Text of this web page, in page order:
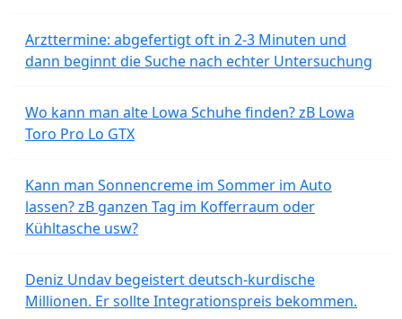
Arzttermine: abgefertigt oft in 2-3 Minuten und
dann beginnt die Suche nach echter Untersuchung
Wo kann man alte Lowa Schuhe finden? zB Lowa
Toro Pro Lo GTX
Kann man Sonnencreme im Sommer im Auto
lassen? zB ganzen Tag im Kofferraum oder
Kühltasche usw?
Deniz Undav begeistert deutsch-kurdische
Millionen. Er sollte Integrationspreis bekommen.